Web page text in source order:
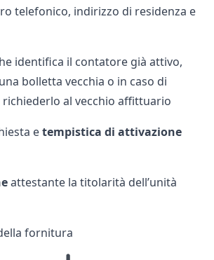
telefonico, indirizzo di residenza e
identifica il contatore già attivo,
bolletta vecchia o in caso di
al vecchio affittuario
etempistica di attivazione
attestante la titolarità dell’unità
fornitura